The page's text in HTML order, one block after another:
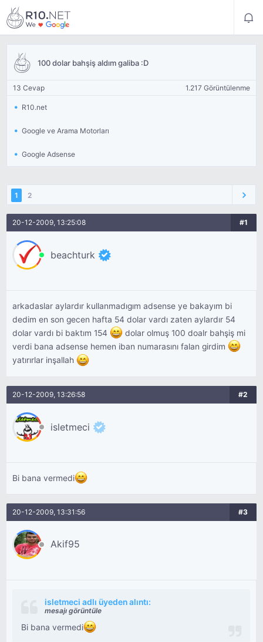
100 dolar bahşiş aldım galiba :D
13 Cevap 1.217 Görüntülenme
R10.net
Google ve Arama Motorları
Google Adsense
1 2
20-12-2009, 13:25:08 #1
beachturk
arkadaslar aylardır kullanmadıgım adsense ye bakayım bi
dedim en son gecen hafta 54 dolar vardı zaten aylardır 54
dolar vardı bi baktım 154
dolar olmuş 100 doalr bahşiş mi
verdi bana adsense hemen iban numarasını falan girdim
yatırırlar inşallah
20-12-2009, 13:26:58 #2
isletmeci
Bi bana vermedi
20-12-2009, 13:31:56 #3
Akif95
isletmeci adlı üyeden alıntı:
mesajı görüntüle
Bi bana vermedi